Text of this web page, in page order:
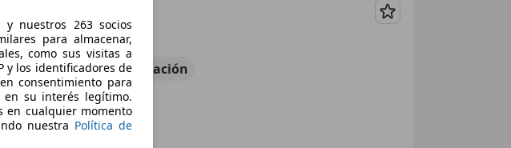
Guardar
1 Sincomparación
y nuestros 263 socios
para almacenar,
como sus visitas a
y los identificadores de
consentimiento para
en su interés legítimo.
en cualquier momento
nuestra Política de